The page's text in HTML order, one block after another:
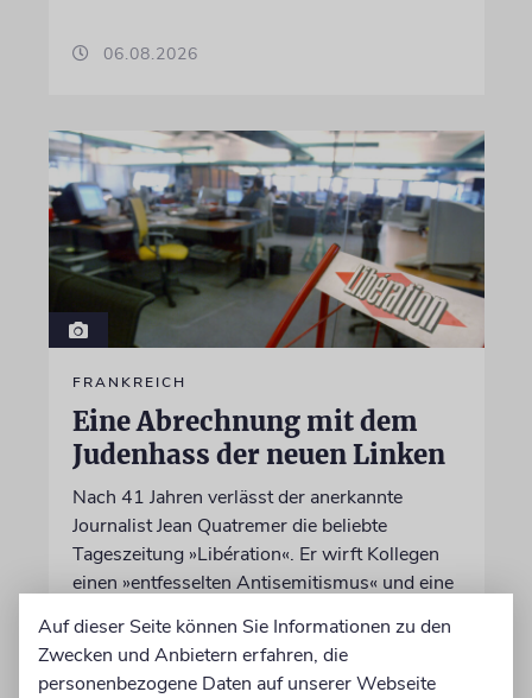
06.08.2026
FRANKREICH
Eine Abrechnung mit dem
Judenhass der neuen Linken
Nach 41 Jahren verlässt der anerkannte
Journalist Jean Quatremer die beliebte
Tageszeitung »Libération«. Er wirft Kollegen
einen »entfesselten Antisemitismus« und eine
06.08.2026
Auf dieser Seite können Sie Informationen zu den
Zwecken und Anbietern erfahren, die
personenbezogene Daten auf unserer Webseite